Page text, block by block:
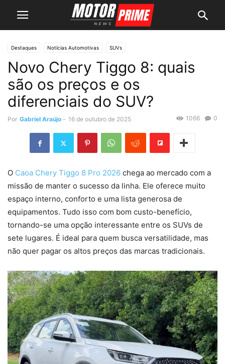
Destaques Notícias Automotivas SUVs
Novo Chery Tiggo 8: quais
são os preços e os
diferenciais do SUV?
Por Gabriel Araújo - 16 de outubro de 2025 0
1066
O Caoa Chery Tiggo 8 Pro 2026 chega ao mercado com a
missão de manter o sucesso da linha. Ele oferece muito
espaço interno, conforto e uma lista generosa de
equipamentos. Tudo isso com bom custo-benefício,
tornando-se uma opção interessante entre os SUVs de
sete lugares. É ideal para quem busca versatilidade, mas
não quer pagar os altos preços das marcas tradicionais.